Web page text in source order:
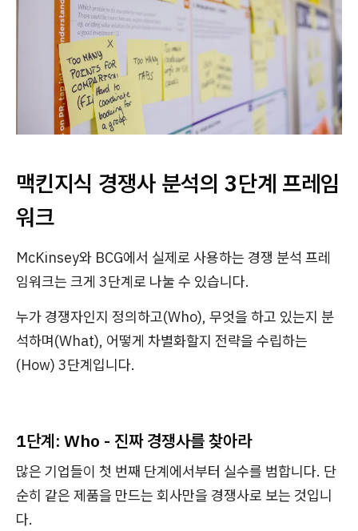
맥킨지식 경쟁사 분석의 3단계 프레임
워크
McKinsey와 BCG에서 실제로 사용하는 경쟁 분석 프레
임워크는 크게 3단계로 나눌 수 있습니다.
누가 경쟁자인지 정의하고(Who), 무엇을 하고 있는지 분
석하며(What), 어떻게 차별화할지 전략을 수립하는
(How) 3단계입니다.
1단계: Who - 진짜 경쟁사를 찾아라
많은 기업들이 첫 번째 단계에서부터 실수를 범합니다. 단
순히 같은 제품을 만드는 회사만을 경쟁사로 보는 것입니
다.